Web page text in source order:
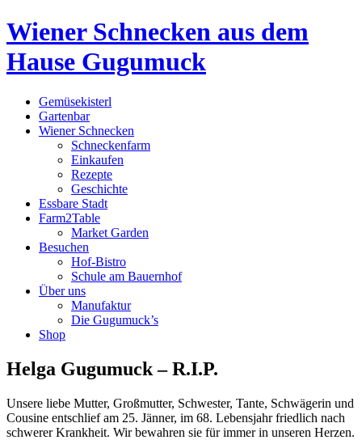
Wiener Schnecken aus dem
Hause Gugumuck
Gemüsekisterl
Gartenbar
Wiener Schnecken
Schneckenfarm
Einkaufen
Rezepte
Geschichte
Essbare Stadt
Farm2Table
Market Garden
Besuchen
Hof-Bistro
Schule am Bauernhof
Über uns
Manufaktur
Die Gugumuck’s
Shop
Helga Gugumuck – R.I.P.
Unsere liebe Mutter, Großmutter, Schwester, Tante, Schwägerin und
Cousine entschlief am 25. Jänner, im 68. Lebensjahr friedlich nach
schwerer Krankheit. Wir bewahren sie für immer in unseren Herzen.